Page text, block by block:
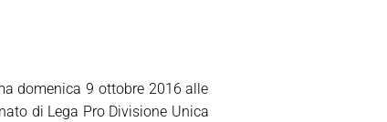
domenica 9 ottobre 2016 alle
di Lega Pro Divisione Unica